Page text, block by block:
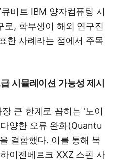
비트 IBM 양자컴퓨팅 시
로, 학부생이 해외 연구진
한 사례라는 점에서 주목
시뮬레이션 가능성 제시
큰 한계로 꼽히는 '노이
양한 오류 완화(Quantu
결합했다. 이를 통해 복
이젠베르크 XXZ 스핀 사